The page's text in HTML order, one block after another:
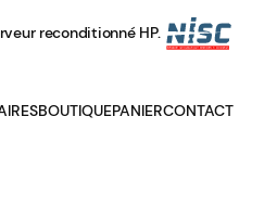
reconditionné HP.
BOUTIQUEPANIERCONTACT